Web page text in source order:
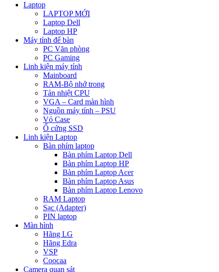
Laptop
LAPTOP MỚI
Laptop Dell
Laptop HP
Máy tính để bàn
PC Văn phòng
PC Gaming
Linh kiện máy tính
Mainboard
RAM-Bộ nhớ trong
Tản nhiệt CPU
VGA – Card màn hình
Nguồn máy tính – PSU
Vỏ Case
Ổ cứng SSD
Linh kiện Laptop
Bàn phím laptop
Bàn phím Laptop Dell
Bàn phím Laptop HP
Bàn phím Laptop Acer
Bàn phím Laptop Asus
Bàn phím Laptop Lenovo
RAM Laptop
Sạc (Adapter)
PIN laptop
Màn hình
Hãng LG
Hãng Edra
VSP
Coocaa
Camera quan sát